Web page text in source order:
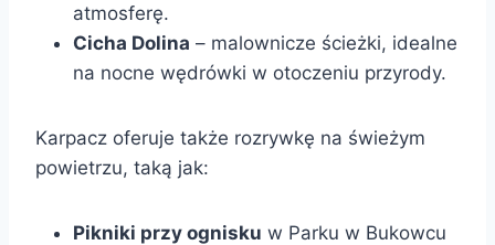
atmosferę.
Cicha Dolina – malownicze ścieżki, idealne
na nocne wędrówki w otoczeniu przyrody.
Karpacz oferuje także rozrywkę na świeżym
powietrzu, taką jak:
Pikniki przy ognisku w Parku w Bukowcu